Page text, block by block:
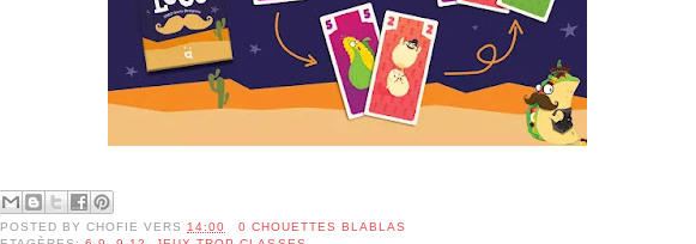
POSTED BYCHOFIE VERS 14:00
0 CHOUETTES BLABLAS